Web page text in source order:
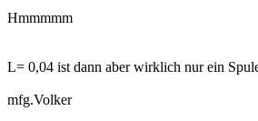
Hmmmmm
L= 0,04 ist dann aber wirklich nur ein
mfg.Volker